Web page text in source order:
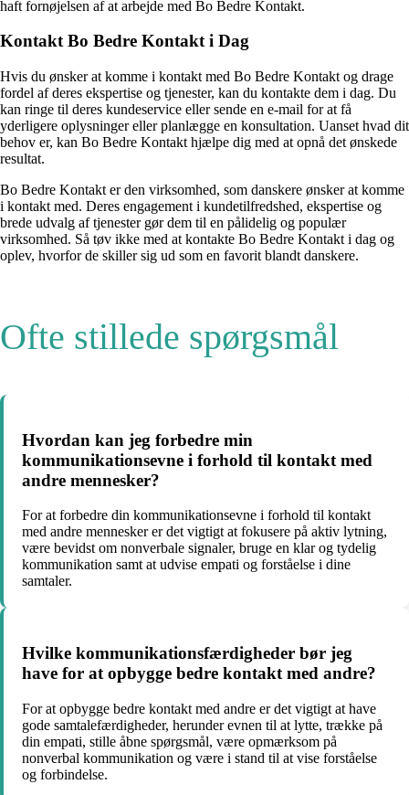
haft fornøjelsen af at arbejde med Bo Bedre Kontakt.
Kontakt Bo Bedre Kontakt i Dag
Hvis du ønsker at komme i kontakt med Bo Bedre Kontakt og drage
fordel af deres ekspertise og tjenester, kan du kontakte dem i dag. Du
kan ringe til deres kundeservice eller sende en e-mail for at få
yderligere oplysninger eller planlægge en konsultation. Uanset hvad dit
behov er, kan Bo Bedre Kontakt hjælpe dig med at opnå det ønskede
resultat.
Bo Bedre Kontakt er den virksomhed, som danskere ønsker at komme
i kontakt med. Deres engagement i kundetilfredshed, ekspertise og
brede udvalg af tjenester gør dem til en pålidelig og populær
virksomhed. Så tøv ikke med at kontakte Bo Bedre Kontakt i dag og
oplev, hvorfor de skiller sig ud som en favorit blandt danskere.
Ofte stillede spørgsmål
Hvordan kan jeg forbedre min
kommunikationsevne i forhold til kontakt med
andre mennesker?
For at forbedre din kommunikationsevne i forhold til kontakt
med andre mennesker er det vigtigt at fokusere på aktiv lytning,
være bevidst om nonverbale signaler, bruge en klar og tydelig
kommunikation samt at udvise empati og forståelse i dine
samtaler.
Hvilke kommunikationsfærdigheder bør jeg
have for at opbygge bedre kontakt med andre?
For at opbygge bedre kontakt med andre er det vigtigt at have
gode samtalefærdigheder, herunder evnen til at lytte, trække på
din empati, stille åbne spørgsmål, være opmærksom på
nonverbal kommunikation og være i stand til at vise forståelse
og forbindelse.